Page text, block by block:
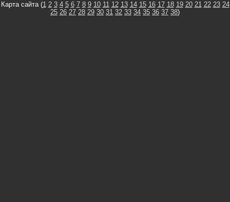
Карта сайта (1 2 3 4 5 6 7 8 9 10 11 12 13 14 15 16 17 18 19 20 21 22 23 24
25 26 27 28 29 30 31 32 33 34 35 36 37 38)